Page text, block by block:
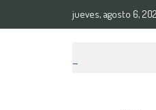
jueves, agosto 6,